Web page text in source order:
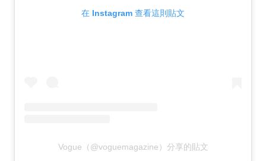
在 Instagram 查看這則貼文
Vogue（@voguemagazine）分享的貼文